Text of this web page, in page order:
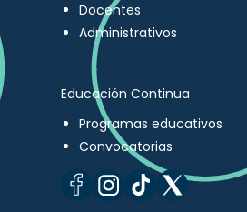
Docentes
Administrativos
Educación Continua
Programas educativos
Convocatorias